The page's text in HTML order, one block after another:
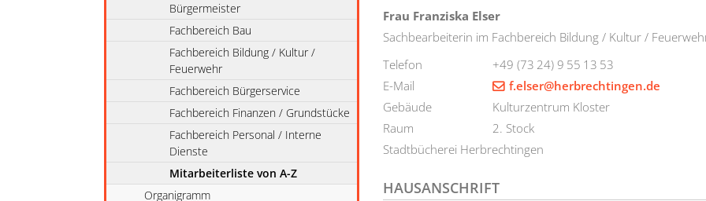
Bürgermeister
Fachbereich Bau
Fachbereich Bildung / Kultur /
Feuerwehr
Fachbereich Bürgerservice
Fachbereich Finanzen / Grundstücke
Fachbereich Personal / Interne
Dienste
Mitarbeiterliste von A-Z
Organigramm
Frau Franziska Elser
Sachbearbeiterin im Fachbereich Bildung / Kultur /
Telefon
+49 (73 24) 9 55 13 53
E-Mail
f.elser@herbrechtingen.de
Gebäude
Kulturzentrum Kloster
Raum
2. Stock
Stadtbücherei Herbrechtingen
HAUSANSCHRIFT